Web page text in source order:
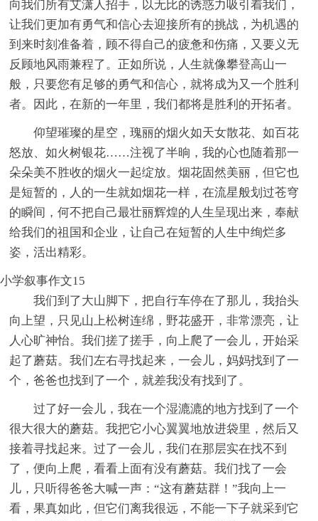
向我们所有艾潇人招手，以无比的诱惑力吸引着我们，
让我们更加有勇气和信心去迎接所有的挑战，为机遇的
到来时刻准备着，顾不得自己的疲惫和伤痛，又要义无
反顾地风雨兼程了。正如所说，人生就像攀登高山一
般，只要您有足够的勇气和信心，就将成为又一个胜利
者。因此，在新的一年里，我们都将是胜利的开拓者。
仰望璀璨的星空，瑰丽的烟火如天女散花、如百花
怒放、如火树银花……注视了半晌，我的心也随着那一
朵朵美不胜收的烟火一起绽放。烟花固然美丽，但它也
是短暂的，人的一生就如烟花一样，在流星般划过苍穹
的瞬间，何不把自己最壮丽辉煌的人生呈现出来，奉献
给我们的祖国和企业，让自己在短暂的人生中绚烂多
姿，活出精彩。
小学叙事作文15
我们到了大山脚下，把自行车停在了那儿，我抬头
向上望，只见山上松树连绵，野花盛开，非常漂亮，让
人心旷神怡。我们搓了搓手，向上爬了一会儿，开始采
起了蘑菇。我们左右寻找起来，一会儿，妈妈找到了一
个，爸爸也找到了一个，就差我没有找到了。
过了好一会儿，我在一个湿漉漉的地方找到了一个
很大很大的蘑菇。我把它小心翼翼地放进袋里，然后又
接着寻找起来。过了一会儿，我们在那层实在找不到
了，便向上爬，看看上面有没有蘑菇。我们找了一会
儿，只听得爸爸大喊一声：“这有蘑菇群！”我向上一
看，果真如此，但它们离我很远，不能一下子就采到它